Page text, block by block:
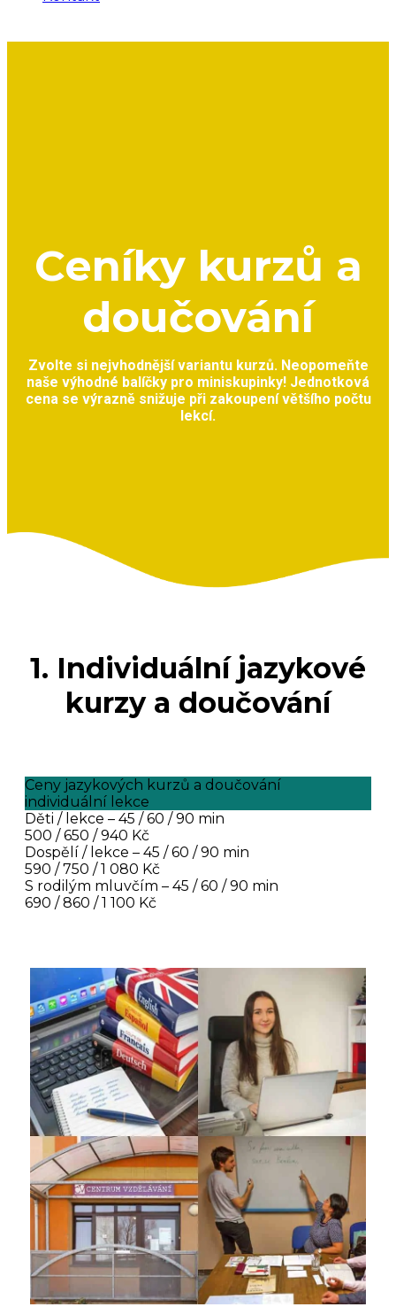
Ceníky kurzů a
doučování
Zvolte si nejvhodnější variantu kurzů. Neopomeňte
naše výhodné balíčky pro miniskupinky! Jednotková
cena se výrazně snižuje při zakoupení většího počtu
lekcí.
1. Individuální jazykové
kurzy a doučování
Ceny jazykových kurzů a doučování
individuální lekce
Děti / lekce – 45 / 60 / 90 min
500 / 650 / 940 Kč
Dospělí / lekce – 45 / 60 / 90 min
590 / 750 / 1 080 Kč
S rodilým mluvčím – 45 / 60 / 90 min
690 / 860 / 1 100 Kč